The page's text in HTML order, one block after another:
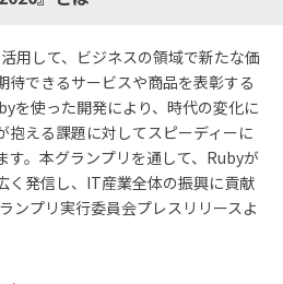
用して、ビジネスの領域で新たな価
待できるサービスや商品を表彰する
を使った開発により、時代の変化に
抱える課題に対してスピーディーに
す。本グランプリを通して、Rubyが
く発信し、IT産業全体の振興に貢献
ンプリ実行委員会プレスリリースよ